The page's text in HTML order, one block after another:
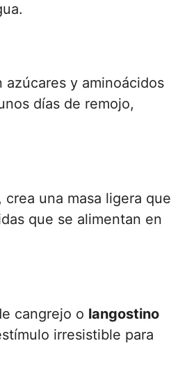
azúcares y aminoácidos
días de remojo,
una masa ligera que
que se alimentan en
cangrejo o langostino
irresistible para